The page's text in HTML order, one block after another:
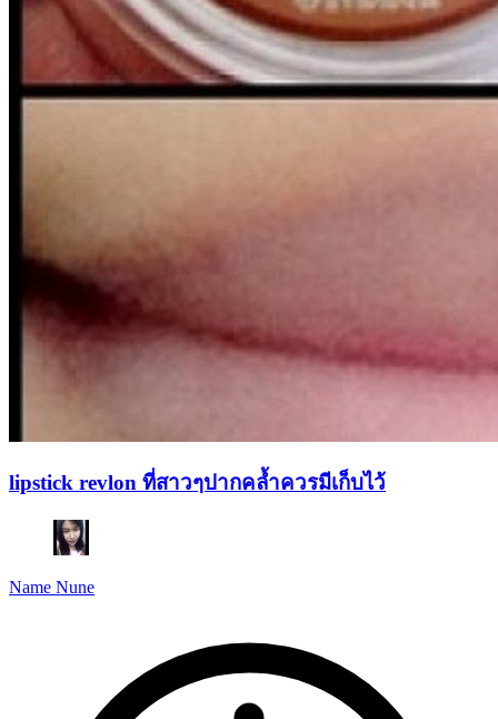
lipstick revlon ที่สาวๆปากคล้ำควรมีเก็บไว้
Name Nune